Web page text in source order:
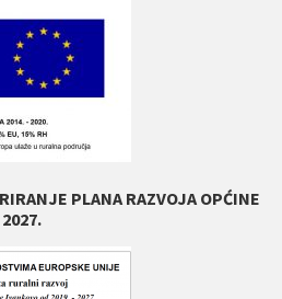
PLANA RAZVOJA OPĆINE